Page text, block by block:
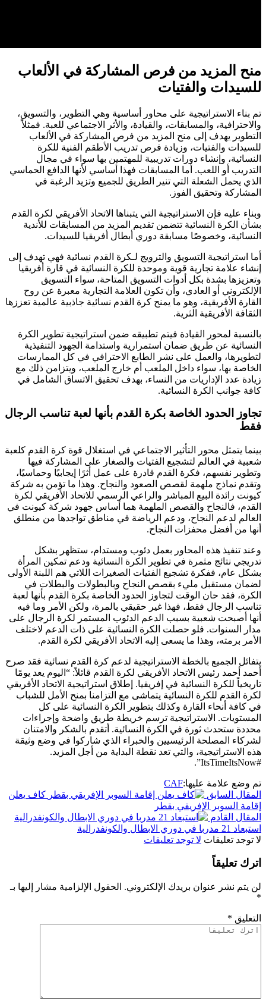
منح المزيد من فرص المشاركة في الألعاب
للسيدات والفتيات
تم بناء الاستراتيجية على محاور أساسية وهي التطوير، والتسويق،
والاحترافية، والمسابقات، والقيادة، والأثر الاجتماعي للعبة. فمثلاً
التطوير يهدف إلى منح المزيد من فرص المشاركة في الألعاب
للسيدات والفتيات، وزيادة فرص تدريب الأطقم الفنية للكرة
النسائية، وإنشاء دورات تدريبية للمهتمين بها سواء في مجال
التدريب أو اللعب. أما المسابقات فهذا أساسي لأنها الدافع الحماسي
الذي يحمل الشعلة التي تنير الطريق للجميع وتزيد الرغبة في
المشاركة وتحقيق الفوز.
وبناء عليه فإن الاستراتيجية التي يتبناها الاتحاد الأفريقي لكرة القدم
بشأن الكرة النسائية تتضمن تقديم المزيد من المسابقات للأندية
النسائية، وخصوصًا مسابقة دوري أبطال أفريقيا للسيدات.
أما استراتيجية التسويق والترويج لـكرة القدم نسائية فهي تهدف إلى
إنشاء علامة تجارية قوية وموحدة للكرة النسائية في قارة أفريقيا
وتعزيزها بشدة بكل أدوات التسويق المتاحة، سواء التسويق
الإلكتروني أو العادي، وأن تكون العلامة التجارية معبرة عن روح
القارة الأفريقية، وهو ما يمنح كرة القدم نسائية جاذبية عالمية تعززها
الثقافة الأفريقية الثرية.
بالنسبة لمحور القيادة فيتم تطبيقه ضمن استراتيجية تطوير الكرة
النسائية عن طريق ضمان استمرارية واستدامة الجهود التنفيذية
لتطويرها، والعمل على نشر الطابع الاحترافي في كل الممارسات
الخاصة بها، سواء داخل الملعب أم خارج الملعب، ويتزامن ذلك مع
زيادة عدد الإداريات من النساء، بهدف تحقيق الاتساق الشامل في
كافة جوانب الكرة النسائية.
تجاوز الحدود الخاصة بكرة القدم بأنها لعبة تناسب الرجال
فقط
بينما يتمثل محور التأثير الاجتماعي في استغلال قوة كرة القدم كلعبة
شعبية في العالم لتشجيع الفتيات والصغار على المشاركة فيها
وتطوير نفسهم، فكرة القدم قادرة على عمل أثرًا إيجابيًا وحماسيًا،
وتقدم نماذج ملهمة لقصص الصعود والنجاح. وهذا ما تؤمن به شركة
كيونت رائدة البيع المباشر والراعي الرسمي للاتحاد الأفريقي لكرة
القدم، فالنجاح والقصص الملهمة هما أساس جهود شركة كيونت في
العالم لدعم النجاح، ودعم الرياضة في مناطق تواجدها من منطلق
أنها من أفضل محفزات النجاح.
وعند تنفيذ هذه المحاور بعمل دئوب ومستدام، ستظهر بشكل
تدريجي نتائج مثمرة في تطوير الكرة النسائية ودعم تمكين المرأة
بشكل عام، ففكرة تشجيع الفتيات الصغيرات اللاتي هم اللبنة الأولى
لضمان مستقبل مليء بقصص النجاح وبالبطولات والبطلات في
الكرة، فقد حان الوقت لتجاوز الحدود الخاصة بكرة القدم بأنها لعبة
تناسب الرجال فقط، فهذا غير حقيقي بالمرة، ولكن الأمر وما فيه
أنها أصبحت شعبية بسبب الدعم الدئوب المستمر لكرة الرجال على
مدار السنوات. فلو حصلت الكرة النسائية على ذات الدعم لاختلف
الأمر برمته، وهذا ما يسعى إليه الاتحاد الأفريقي لكرة القدم.
يتفائل الجميع بالخطة الاستراتيجية لدعم كرة القدم نسائية فقد صرح
أحمد أحمد رئيس الاتحاد الأفريقي لكرة القدم قائلاً: “اليوم يعد يومًا
تاريخياً للكرة النسائية في إفريقيا. إطلاق استراتيجية الاتحاد الأفريقي
لكرة القدم للكرة النسائية يتماشى مع التزامنا بمنح الأمل للشباب
في كافة أنحاء القارة وكذلك بتطوير الكرة النسائية على كل
المستويات. الاستراتيجية ترسم خريطة طريق واضحة وإجراءات
محددة ستحدث ثورة في الكرة النسائية. أتقدم بالشكر والامتنان
لشركاء المصلحة الرئيسيين والخبراء الذي شاركوا في وضع وثيقة
هذه الاستراتيجية، والتي تعد نقطة البداية من أجل المزيد.
#ItsTimeItsNow”.
تم وضع علامة عليها:CAF
المقال السابق
كاف يعلن
إقامة السوبر الإفريقي بقطر
المقال القادم
استبعاد 21 مدربا في دوري الابطال والكونفدرالية
لا توجد تعليقات لا توجد تعليقات
اترك تعليقاً
لن يتم نشر عنوان بريدك الإلكتروني. الحقول الإلزامية مشار إليها بـ
*
التعليق *